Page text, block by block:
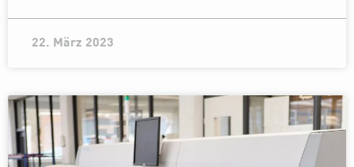
22. März 2023